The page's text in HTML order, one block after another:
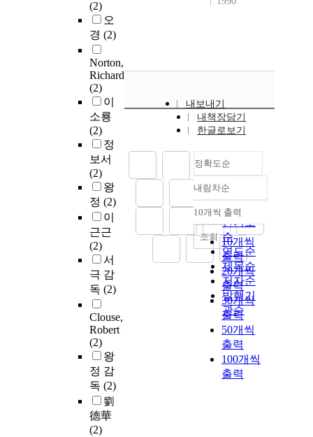
(2)
오
경 (2)
Norton,
Richard
(2)
이
소룡
(2)
정
보서
(2)
왕
정 (2)
이
근근
(2)
서
극 감
독 (2)
Clouse,
Robert
(2)
왕
정 감
독 (2)
劉
德華
(2)
내보내기
내책장담기
한글로보기
정확도순
정확도
순
인기도
순
연도순
제목순
저자순
발행기
관순
내림차순
내림차순
10개씩 출력
10개씩
출력
20개씩
출력
30개씩
출력
50개씩
출력
100개씩
출력
조회